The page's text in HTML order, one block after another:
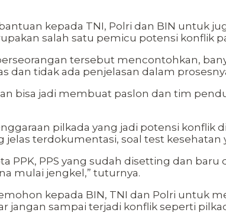
kepada TNI, Polri dan BIN untuk
salah satu pemicu potensi konflik
tersebut mencontohkan,
dan tidak ada penjelasan dalam
bisa jadi membuat paslon dan tim
pilkada yang jadi potensi konflik
jelas terdokumentasi, soal test kesehatan
PPK, PPS yang sudah disetting dan
mulai jengkel,” tuturnya.
kepada BIN, TNI dan Polri untuk
jangan sampai terjadi konflik seperti